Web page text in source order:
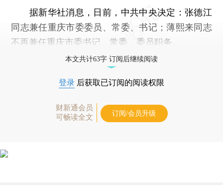
据新华社消息，日前，中共中央决定：张德江
同志兼任重庆市委委员、常委、书记；薄熙来同志
不再兼任重庆市委书记、常委、委员职务。
本文共计63字 订阅后继续阅读
登录 后获取已订阅的阅读权限
财新通会员
可畅读全文
订阅/会员升级